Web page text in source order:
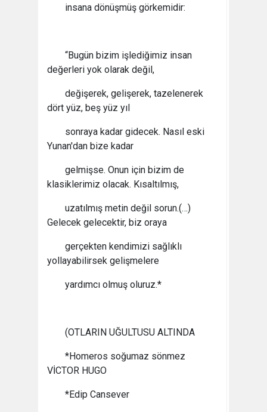
insana dönüşmüş görkemidir:
“Bugün bizim işlediğimiz insan
değerleri yok olarak değil,
değişerek, gelişerek, tazelenerek
dört yüz, beş yüz yıl
sonraya kadar gidecek. Nasıl eski
Yunan'dan bize kadar
gelmişse. Onun için bizim de
klasiklerimiz olacak. Kısaltılmış,
uzatılmış metin değil sorun.(…)
Gelecek gelecektir, biz oraya
gerçekten kendimizi sağlıklı
yollayabilirsek gelişmelere
yardımcı olmuş oluruz.*
(OTLARIN UĞULTUSU ALTINDA
*Homeros soğumaz sönmez
VİCTOR HUGO
*Edip Cansever